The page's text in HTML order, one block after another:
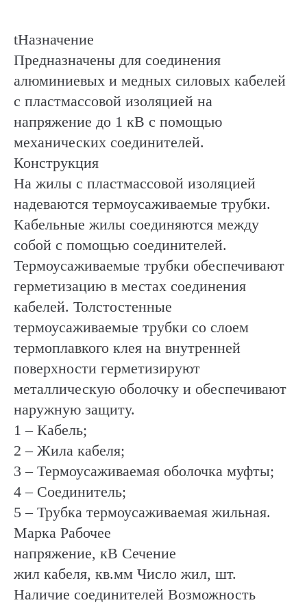
tНазначение
Предназначены для соединения
алюминиевых и медных силовых кабелей
с пластмассовой изоляцией на
напряжение до 1 кВ с помощью
механических соединителей.
Конструкция
На жилы с пластмассовой изоляцией
надеваются термоусаживаемые трубки.
Кабельные жилы соединяются между
собой с помощью соединителей.
Термоусаживаемые трубки обеспечивают
герметизацию в местах соединения
кабелей. Толстостенные
термоусаживаемые трубки со слоем
термоплавкого клея на внутренней
поверхности герметизируют
металлическую оболочку и обеспечивают
наружную защиту.
1 – Кабель;
2 – Жила кабеля;
3 – Термоусаживаемая оболочка муфты;
4 – Соединитель;
5 – Трубка термоусаживаемая жильная.
Марка Рабочее
напряжение, кВ Сечение
жил кабеля, кв.мм Число жил, шт.
Наличие соединителей Возможность